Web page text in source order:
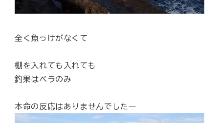
全く魚っけがなくて
棚を入れても入れても
釣果はベラのみ
本命の反応はありませんでしたー